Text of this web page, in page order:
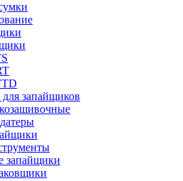
для запайщиков
запайщики